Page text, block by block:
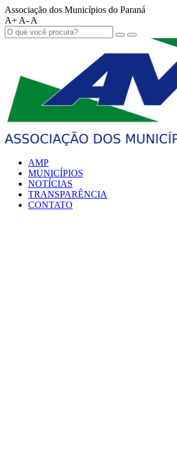
Associação dos Municípios do Paraná
A+ A- A
AMP
MUNICÍPIOS
NOTÍCIAS
TRANSPARÊNCIA
CONTATO